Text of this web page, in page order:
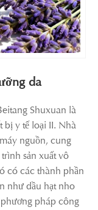
da
Shuxuan là
bị y tế loại II. Nhà
nguồn, cung
sản xuất vô
có các thành phần
như dầu hạt nho
pháp công